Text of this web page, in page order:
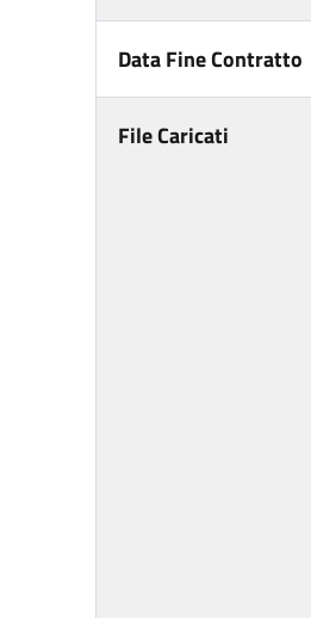
Data Fine Contratto
File Caricati